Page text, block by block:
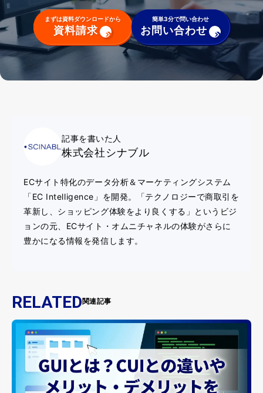
まずは資料ダウンロードから
資料請求
簡単3分で問い合わせ
お問い合わせ
記事を書いた人
株式会社シナブル
ECサイト特化のデータ分析＆マーケティングシステム
「EC Intelligence」を開発。「テクノロジーで商取引を
革新し、ショッピング体験をより良くする」というビジ
ョンの元、ECサイト・オムニチャネルの体験がさらに
豊かになる情報を発信します。
RELATED関連記事